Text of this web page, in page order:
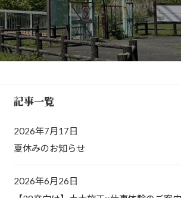
記事一覧
2026年7月17日
夏休みのお知らせ
2026年6月26日